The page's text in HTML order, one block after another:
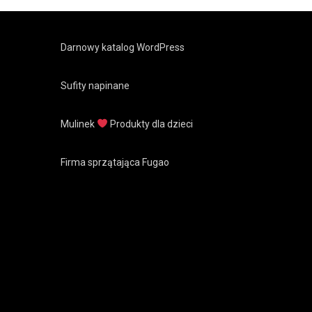
Darnowy katalog WordPress
Sufity napinane
Mulinek Produkty dla dzieci
Firma sprzątająca Fugao